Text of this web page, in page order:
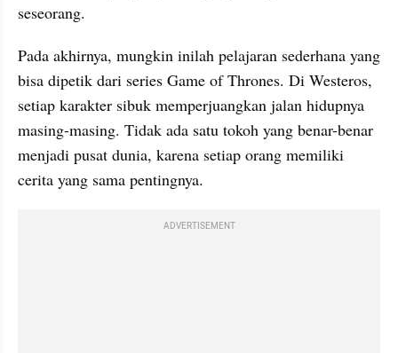
seseorang.
Pada akhirnya, mungkin inilah pelajaran sederhana yang
bisa dipetik dari series Game of Thrones. Di Westeros,
setiap karakter sibuk memperjuangkan jalan hidupnya
masing-masing. Tidak ada satu tokoh yang benar-benar
menjadi pusat dunia, karena setiap orang memiliki
cerita yang sama pentingnya.
ADVERTISEMENT